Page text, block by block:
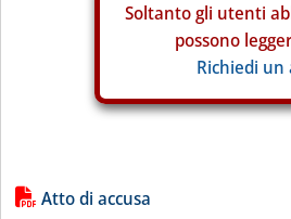
Soltanto gli utenti
possono
Richiedi
Lista allegati PDF alla
Atto di accusa